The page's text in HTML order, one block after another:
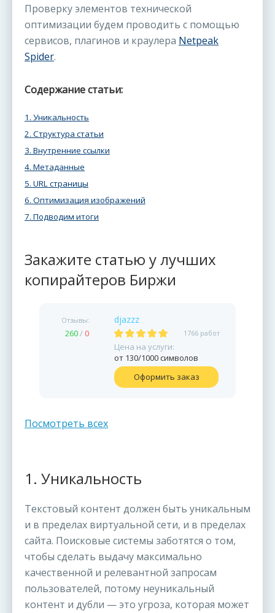
Проверку элементов технической
оптимизации будем проводить с помощью
сервисов, плагинов и краулера Netpeak
Spider.
Содержание статьи:
1. Уникальность
2. Структура статьи
3. Внутренние ссылки
4. Метаданные
5. URL страницы
6. Оптимизация изображений
7. Подводим итоги
Закажите статью у лучших
копирайтеров Биржи
Отзывы:
260/ 0
djazzz
1766 работ
Цена на услуги:
от 130/1000 символов
Оформить заказ
Посмотреть всех
1. Уникальность
Текстовый контент должен быть уникальным
и в пределах виртуальной сети, и в пределах
сайта. Поисковые системы заботятся о том,
чтобы сделать выдачу максимально
качественной и релевантной запросам
пользователей, потому неуникальный
контент и дубли — это угроза, которая может